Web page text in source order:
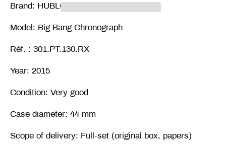
Brand: HUBLOT
Model: Big Bang Chronograph
Réf. : 301.PT.130.RX
Year: 2015
Condition: Very good
Case diameter: 44 mm
Scope of delivery: Full-set (original box, papers)